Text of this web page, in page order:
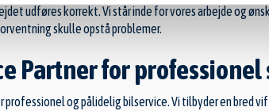
udføres korrekt. Vi står inde for vores arbejde og
skulle opstå problemer.
Partner for professionel
professionel og pålidelig bilservice. Vi tilbyder en